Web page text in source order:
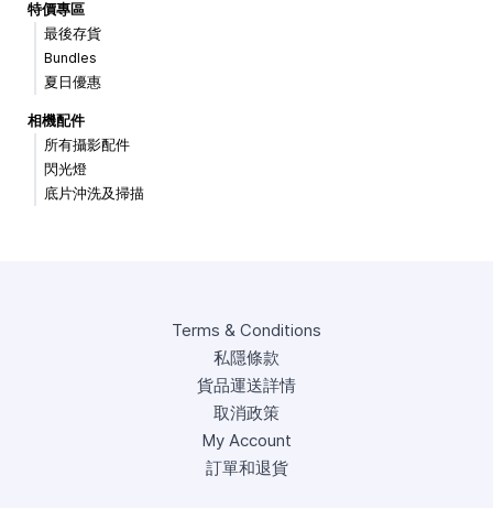
特價專區
最後存貨
Bundles
夏日優惠
相機配件
所有攝影配件
閃光燈
底片沖洗及掃描
Terms & Conditions
私隱條款
貨品運送詳情
取消政策
My Account
訂單和退貨